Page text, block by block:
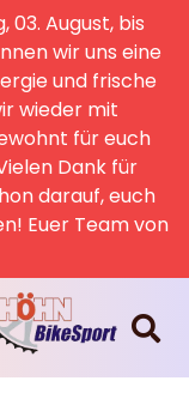
03. August, bis
wir uns eine
und frische
wieder mit
für euch
Dank für
darauf, euch
Euer Team von